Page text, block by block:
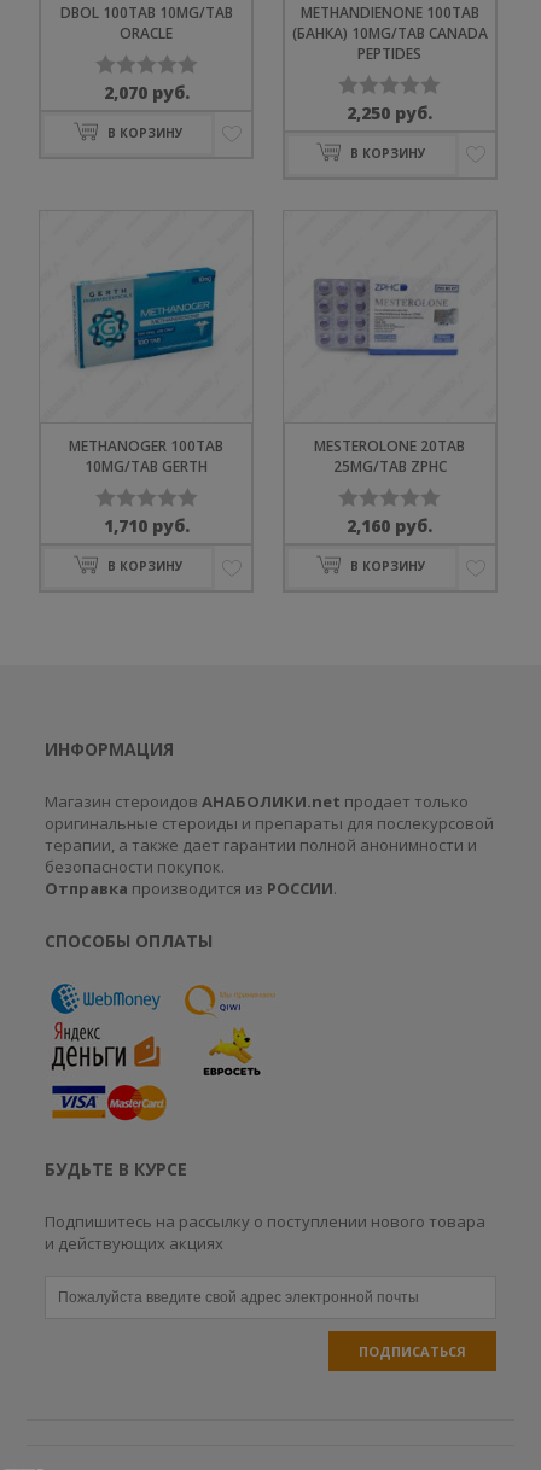
DBOL 100TAB 10MG/TAB
ORACLE
Оценка
0
2,070 руб.
В КОРЗИНУ
METHANDIENONE 100TAB
(БАНКА) 10MG/TAB CANADA
PEPTIDES
Оценка
0
2,250 руб.
В КОРЗИНУ
METHANOGER 100TAB
10MG/TAB GERTH
Оценка
0
1,710 руб.
В КОРЗИНУ
MESTEROLONE 20TAB
25MG/TAB ZPHC
Оценка
0
2,160 руб.
В КОРЗИНУ
ИНФОРМАЦИЯ
Магазин стероидовАНАБОЛИКИ.net продает только
оригинальные стероиды и препараты для послекурсовой
терапии, а также дает гарантии полной анонимности и
безопасности покупок.
Отправка производится из РОССИИ.
СПОСОБЫ ОПЛАТЫ
БУДЬТЕ В КУРСЕ
Подпишитесь на рассылку о поступлении нового товара
и действующих акциях